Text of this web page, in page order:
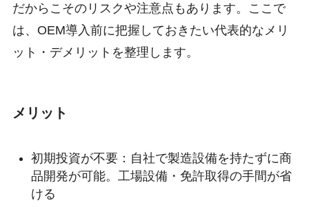
だからこそのリスクや注意点もあります。ここで
は、OEM導入前に把握しておきたい代表的なメリ
ット・デメリットを整理します。
メリット
初期投資が不要：自社で製造設備を持たずに商
品開発が可能。工場設備・免許取得の手間が省
ける